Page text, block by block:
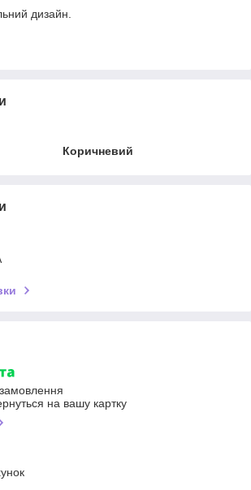
дизайн.
Коричневий
на вашу картку